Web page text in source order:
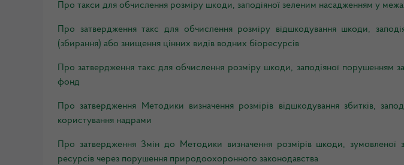
Про такси для обчислення розміру шкоди, заподіяної зеленим насадженням у
Про затвердження такс для обчислення розміру відшкодування шкоди,
(збирання) або знищення цінних видів водних біоресурсів
Про затвердження такс для обчислення розміру шкоди, заподіяної порушенням
фонд
Про затвердження Методики визначення розмірів відшкодування збитків,
користування надрами
Про затвердження Змін до Методики визначення розмірів шкоди, зумовленої
ресурсів через порушення природоохоронного законодавства